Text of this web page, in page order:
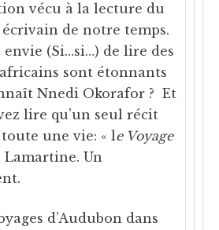
vécu à la lecture du
de notre temps.
envie (Si…si…) de lire des
sont étonnants
Nnedi Okorafor ? Et
lire qu’un seul récit
une vie: « le Voyage
Lamartine. Un
d’Audubon dans